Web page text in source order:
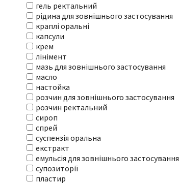
гель ректальний
рідина для зовнішнього застосування
краплі оральні
капсули
крем
лінімент
мазь для зовнішнього застосування
масло
настойка
розчин для зовнішнього застосування
розчин ректальний
сироп
спрей
суспензія оральна
екстракт
емульсія для зовнішнього застосування
супозиторії
пластир